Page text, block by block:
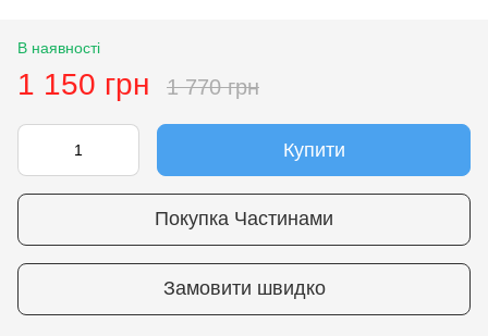
В наявності
1 150 грн 1 770 грн
Купити
Покупка Частинами
Замовити швидко